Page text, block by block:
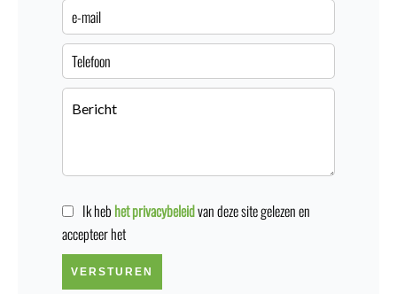
Ik heb het privacybeleidvan deze site gelezen en
accepteer het
VERSTUREN